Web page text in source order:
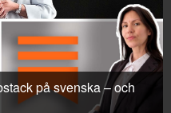
på svenska – och